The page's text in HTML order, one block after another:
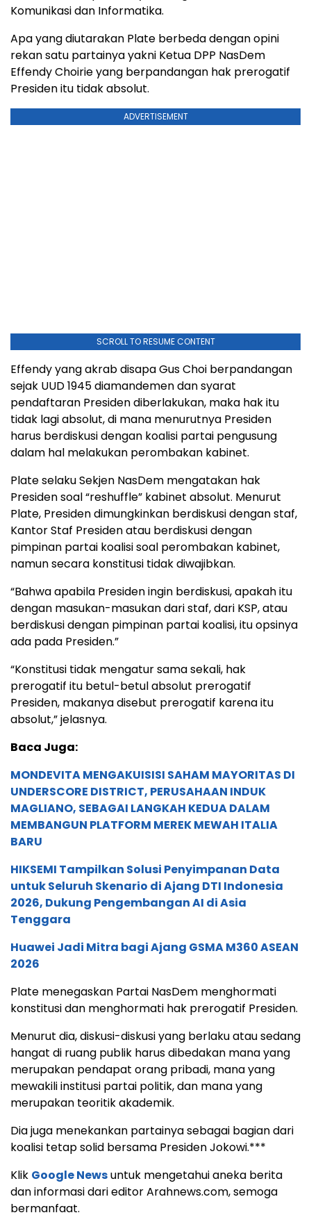
Komunikasi dan Informatika.
Apa yang diutarakan Plate berbeda dengan opini
rekan satu partainya yakni Ketua DPP NasDem
Effendy Choirie yang berpandangan hak prerogatif
Presiden itu tidak absolut.
ADVERTISEMENT
SCROLL TO RESUME CONTENT
Effendy yang akrab disapa Gus Choi berpandangan
sejak UUD 1945 diamandemen dan syarat
pendaftaran Presiden diberlakukan, maka hak itu
tidak lagi absolut, di mana menurutnya Presiden
harus berdiskusi dengan koalisi partai pengusung
dalam hal melakukan perombakan kabinet.​​​​​​​
Plate selaku Sekjen NasDem mengatakan hak
Presiden soal “reshuffle” kabinet absolut. Menurut
Plate, Presiden dimungkinkan berdiskusi dengan staf,
Kantor Staf Presiden atau berdiskusi dengan
pimpinan partai koalisi soal perombakan kabinet,
namun secara konstitusi tidak diwajibkan.
“Bahwa apabila Presiden ingin berdiskusi, apakah itu
dengan masukan-masukan dari staf, dari KSP, atau
berdiskusi dengan pimpinan partai koalisi, itu opsinya
ada pada Presiden.”
“Konstitusi tidak mengatur sama sekali, hak
prerogatif itu betul-betul absolut prerogatif
Presiden, makanya disebut prerogatif karena itu
absolut,” jelasnya.​​​​​​​
Baca Juga:
MONDEVITA MENGAKUISISI SAHAM MAYORITAS DI
UNDERSCORE DISTRICT, PERUSAHAAN INDUK
MAGLIANO, SEBAGAI LANGKAH KEDUA DALAM
MEMBANGUN PLATFORM MEREK MEWAH ITALIA
BARU
HIKSEMI Tampilkan Solusi Penyimpanan Data
untuk Seluruh Skenario di Ajang DTI Indonesia
2026, Dukung Pengembangan AI di Asia
Tenggara
Huawei Jadi Mitra bagi Ajang GSMA M360 ASEAN
2026
Plate menegaskan Partai NasDem menghormati
konstitusi dan menghormati hak prerogatif Presiden.
Menurut dia, diskusi-diskusi yang berlaku atau sedang
hangat di ruang publik harus dibedakan mana yang
merupakan pendapat orang pribadi, mana yang
mewakili institusi partai politik, dan mana yang
merupakan teoritik akademik.
​​​​​​​Dia juga menekankan partainya sebagai bagian dari
koalisi tetap solid bersama Presiden Jokowi.***
Klik Google Newsuntuk mengetahui aneka berita
dan informasi dari editor Arahnews.com, semoga
bermanfaat.